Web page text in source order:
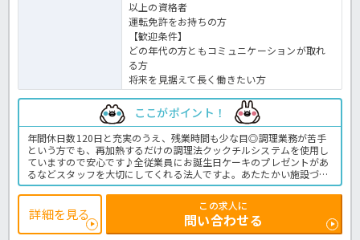
以上の資格者
運転免許をお持ちの方
【歓迎条件】
どの年代の方ともコミュニケーションが取れ
る方
将来を見据えて長く働きたい方
ここがポイント！
年間休日数120日と充実のうえ、残業時間も少な目◎調理業務が苦手
という方でも、再加熱するだけの調理法クックチルシステムを使用し
ていますので安心です♪全従業員にお誕生日ケーキのプレゼントがあ
るなどスタッフを大切にしてくれる法人ですよ。あたたかい施設づく
りをしていきませんか？ほっ介護までお問い合わせお待ちしていま
す！特養での介護業務全般です。＜介護職 正職員 特養の求人＞
詳細を見る
この求人に
問い合わせる